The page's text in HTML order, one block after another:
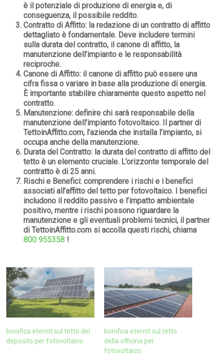
è il potenziale di produzione di energia e, di
conseguenza, il possibile reddito.
Contratto di Affitto: la redazione di un contratto di affitto
dettagliato è fondamentale. Deve includere termini
sulla durata del contratto, il canone di affitto, la
manutenzione dell’impianto e le responsabilità
reciproche.
Canone di Affitto: il canone di affitto può essere una
cifra fissa o variare in base alla produzione di energia.
È importante stabilire chiaramente questo aspetto nel
contratto.
Manutenzione: definire chi sarà responsabile della
manutenzione dell’impianto fotovoltaico. Il partner di
TettoinAffitto.com, l’azienda che installa l’impianto, si
occupa anche della manutenzione.
Durata del Contratto: la durata del contratto di affitto del
tetto è un elemento cruciale. L’orizzonte temporale del
contratto è di 25 anni.
Rischi e Benefici: comprendere i rischi e i benefici
associati all’affitto del tetto per fotovoltaico. I benefici
includono il reddito passivo e l’impatto ambientale
positivo, mentre i rischi possono riguardare la
manutenzione e gli eventuali problemi tecnici, il partner
di TettoinAffitto.com si accolla questi rischi, chiama
800 955358 !
bonifica eternit sul tetto del
deposito per fotovoltaico
bonifica eternit sul tetto
della officina per
fotovoltaico